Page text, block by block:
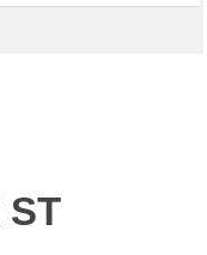
ST